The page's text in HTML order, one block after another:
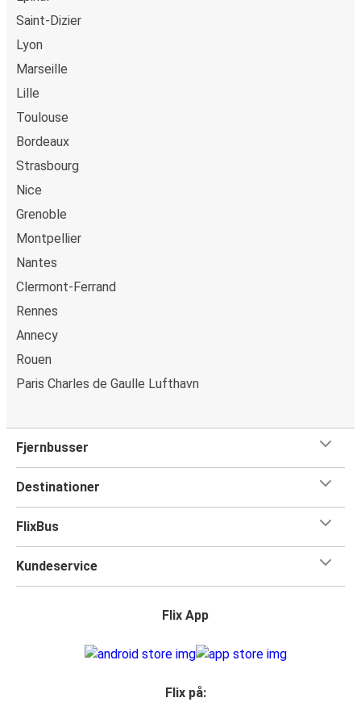
Saint-Dizier
Lyon
Marseille
Lille
Toulouse
Bordeaux
Strasbourg
Nice
Grenoble
Montpellier
Nantes
Clermont-Ferrand
Rennes
Annecy
Rouen
Paris Charles de Gaulle Lufthavn
Fjernbusser
Destinationer
FlixBus
Kundeservice
Flix App
Flix på: